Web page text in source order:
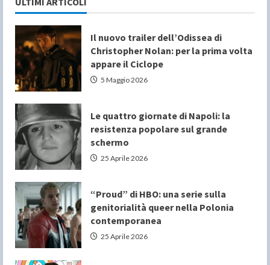
Il nuovo trailer dell’Odissea di
Christopher Nolan: per la prima volta
appare il Ciclope
5 Maggio 2026
Le quattro giornate di Napoli: la
resistenza popolare sul grande
schermo
25 Aprile 2026
“Proud” di HBO: una serie sulla
genitorialità queer nella Polonia
contemporanea
25 Aprile 2026